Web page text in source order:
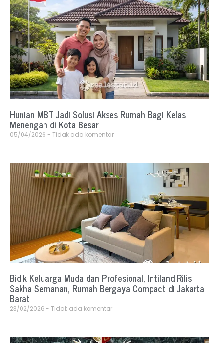
Hunian MBT Jadi Solusi Akses Rumah Bagi Kelas
Menengah di Kota Besar
05/04/2026 Tidak ada komentar
Bidik Keluarga Muda dan Profesional, Intiland Rilis
Sakha Semanan, Rumah Bergaya Compact di Jakarta
Barat
23/02/2026 Tidak ada komentar